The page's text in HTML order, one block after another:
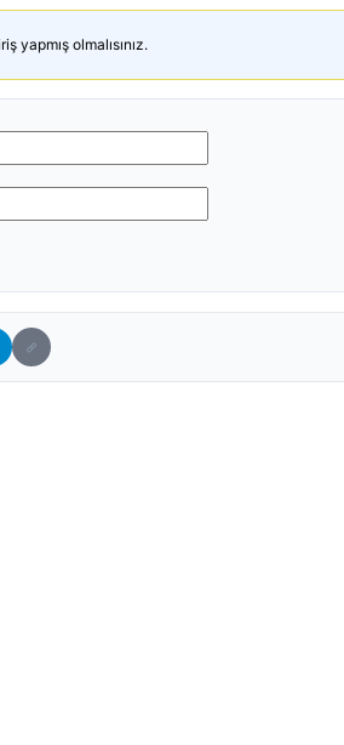
yapmış olmalısınız.